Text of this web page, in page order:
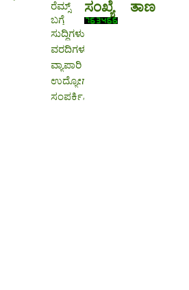
ರೆಮ್ಸ್
ಬಗ್ಗೆ
ಸುದ್ದಿಗಳು
ವರದಿಗಳು
ವ್ಯಾಪಾರಿ
ಉದ್ಯೋಗಾವಕಾಶಗಳು
ಸಂಪರ್ಕಿಸಿ
ಸಂಖ್ಯೆ
ತಾಣ